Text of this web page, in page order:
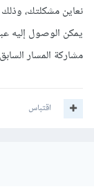
نعاين مشكلتك،
يمكن الوصول إليه
مشاركة المسار السابق.
اقتباس